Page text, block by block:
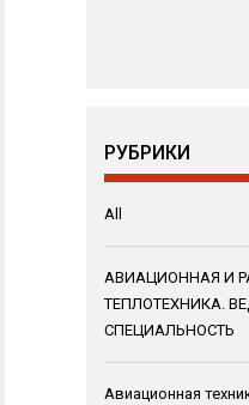
РУБРИКИ
All
АВИАЦИОННАЯ И
ТЕПЛОТЕХНИКА.
СПЕЦИАЛЬНОСТЬ
Авиационная